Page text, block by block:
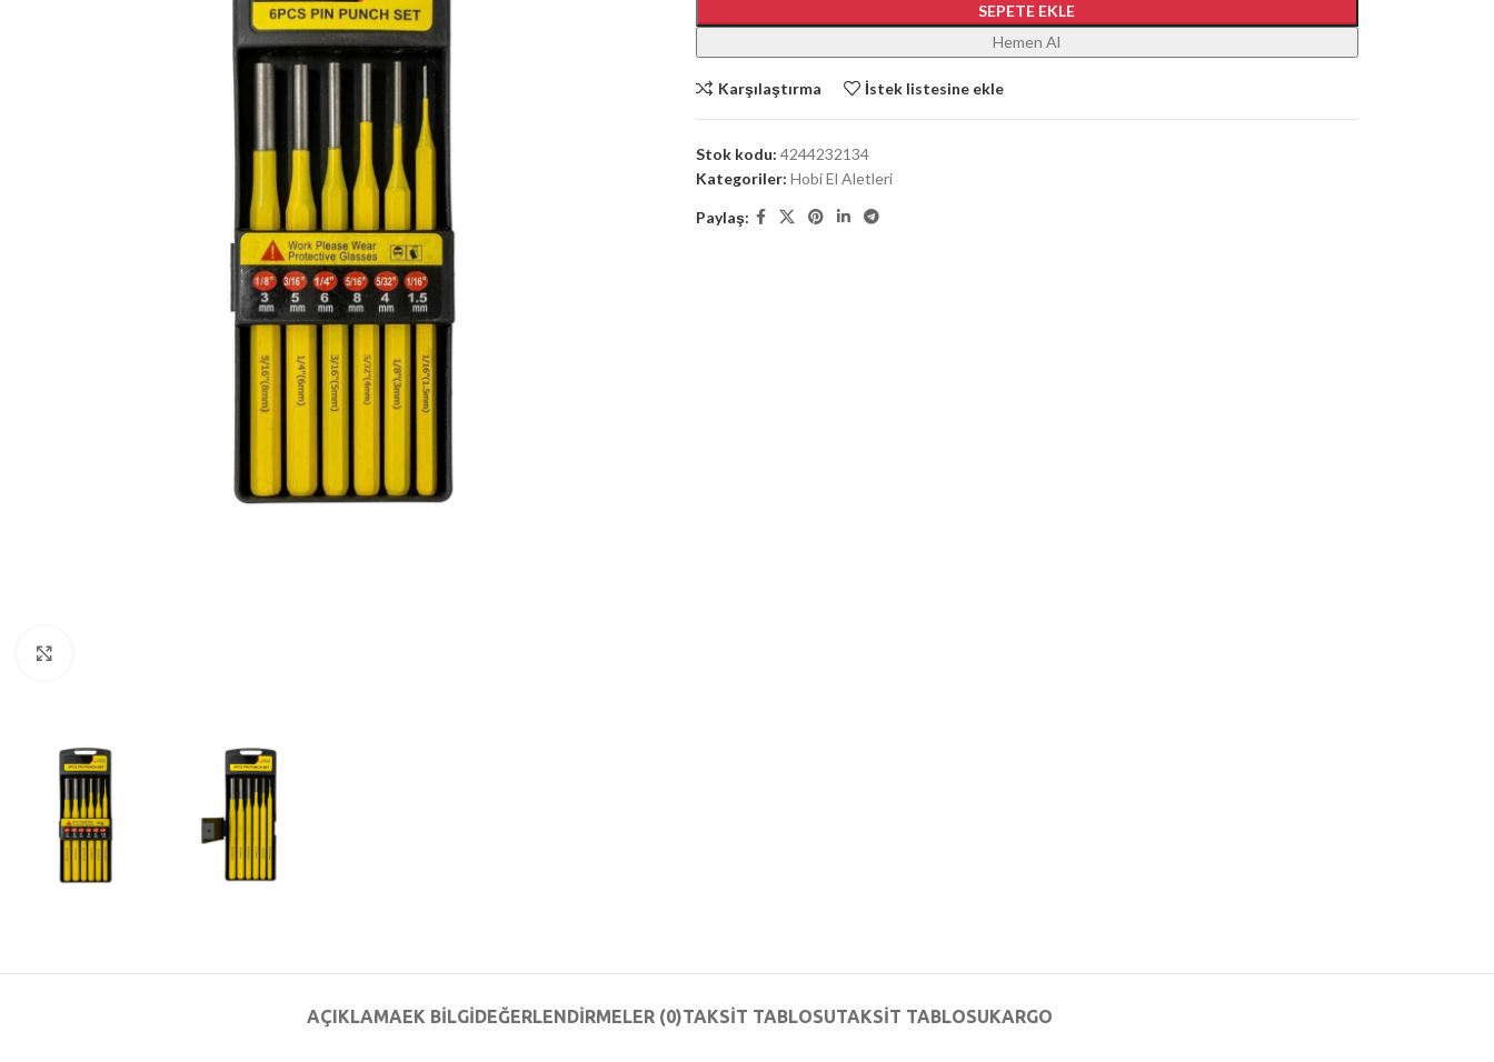
SEPETE EKLE
Hemen Al
Karşılaştırma İstek listesine ekle
Stok kodu: 4244232134
Kategoriler: Hobi El Aletleri
Paylaş:
AÇIKLAMA EK BILGI DEĞERLENDIRMELER (0)TAKSIT TABLOSUTAKSIT TABLOSU KARGO